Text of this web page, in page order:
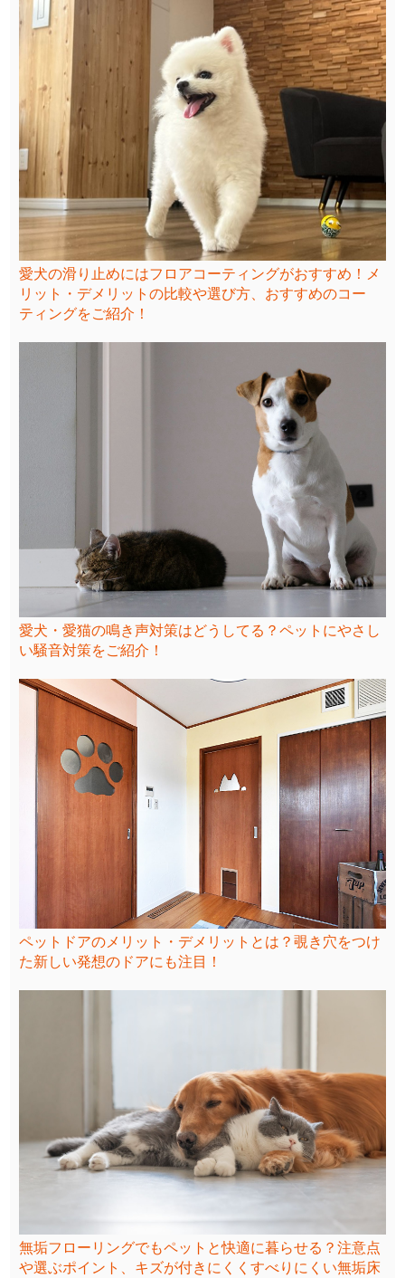
愛犬の滑り止めにはフロアコーティングがおすすめ！メ
リット・デメリットの比較や選び方、おすすめのコー
ティングをご紹介！
愛犬・愛猫の鳴き声対策はどうしてる？ペットにやさし
い騒音対策をご紹介！
ペットドアのメリット・デメリットとは？覗き穴をつけ
た新しい発想のドアにも注目！
無垢フローリングでもペットと快適に暮らせる？注意点
や選ぶポイント、キズが付きにくくすべりにくい無垢床